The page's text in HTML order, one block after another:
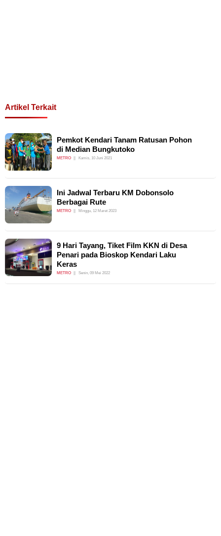
Artikel Terkait
Pemkot Kendari Tanam Ratusan Pohon
di Median Bungkutoko
METRO Kamis, 10 Juni 2021
Ini Jadwal Terbaru KM Dobonsolo
Berbagai Rute
METRO Minggu, 12 Maret 2023
9 Hari Tayang, Tiket Film KKN di Desa
Penari pada Bioskop Kendari Laku
Keras
METRO Senin, 09 Mei 2022